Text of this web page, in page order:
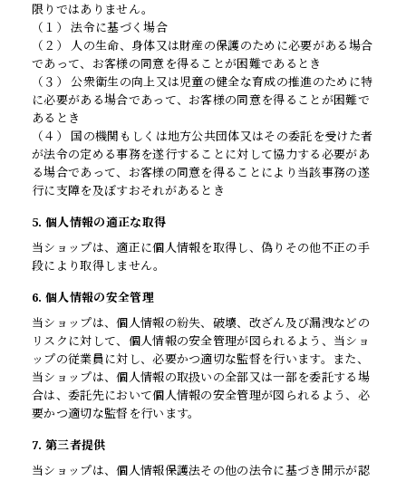
限りではありません。
（１） 法令に基づく場合
（２） 人の生命、身体又は財産の保護のために必要がある場合
であって、お客様の同意を得ることが困難であるとき
（３） 公衆衛生の向上又は児童の健全な育成の推進のために特
に必要がある場合であって、お客様の同意を得ることが困難で
あるとき
（４） 国の機関もしくは地方公共団体又はその委託を受けた者
が法令の定める事務を遂行することに対して協力する必要があ
る場合であって、お客様の同意を得ることにより当該事務の遂
行に支障を及ぼすおそれがあるとき
5. 個人情報の適正な取得
当ショップは、適正に個人情報を取得し、偽りその他不正の手
段により取得しません。
6. 個人情報の安全管理
当ショップは、個人情報の紛失、破壊、改ざん及び漏洩などの
リスクに対して、個人情報の安全管理が図られるよう、当ショ
ップの従業員に対し、必要かつ適切な監督を行います。また、
当ショップは、個人情報の取扱いの全部又は一部を委託する場
合は、委託先において個人情報の安全管理が図られるよう、必
要かつ適切な監督を行います。
7. 第三者提供
当ショップは、個人情報保護法その他の法令に基づき開示が認